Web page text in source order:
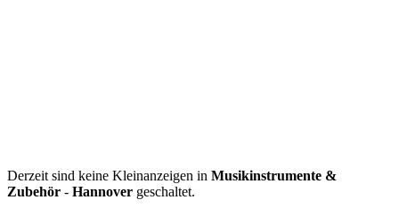
Derzeit sind keine Kleinanzeigen in Musikinstrumente &
Zubehör - Hannover geschaltet.